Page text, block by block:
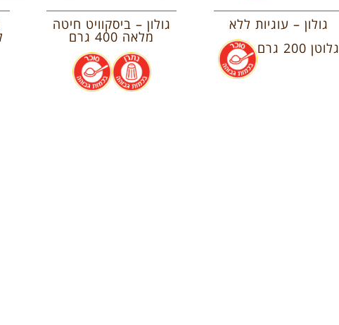
גולון – עוגיות ללא
גלוטן 200 גרם
.
גולון – ביסקוויט חיטה
מלאה 400 גרם
.
.